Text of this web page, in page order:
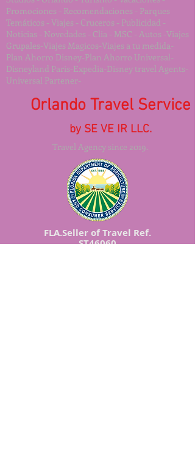
Promociones - Recomendaciones - Parques
Temáticos - Viajes - Cruceros - Publicidad -
Noticias - Novedades - Clia - MSC - Autos -Viajes
Grupales-Viajes Magicos-Viajes a tu medida-
Plan Ahorro Disney-Plan Ahorro Universal-
Disneyland Paris-Expedia-Disney travel Agents-
Universal Partener-
Orlando Travel Service
by SE VE IR LLC.
Travel Agency since 2019.
FLA.Seller of Travel Ref.
ST46060